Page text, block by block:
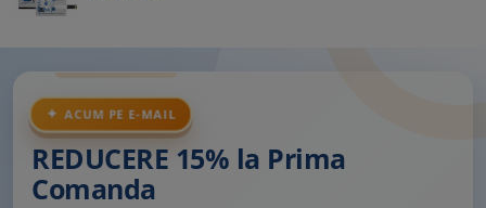
ACUM PE E-MAIL
REDUCERE 15% la Prima
Comanda